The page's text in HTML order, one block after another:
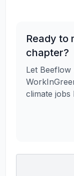
Ready to
chapter?
Let
climate jobs